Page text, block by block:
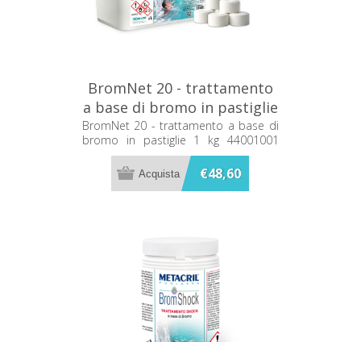
BromNet 20 - trattamento
a base di bromo in pastiglie
1 kg 44001001 Metacril
BromNet 20 - trattamento a base di
bromo in pastiglie 1 kg 44001001
Metacril
€48,60